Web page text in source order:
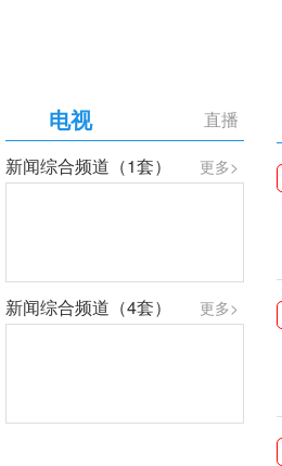
直播
电视
更多>
新闻综合频道（1套）
更多>
新闻综合频道（4套）